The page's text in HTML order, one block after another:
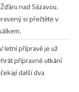
nad Sázavou.
si přečtěte v
letní přípravě je už
přípravné utkání
další dva